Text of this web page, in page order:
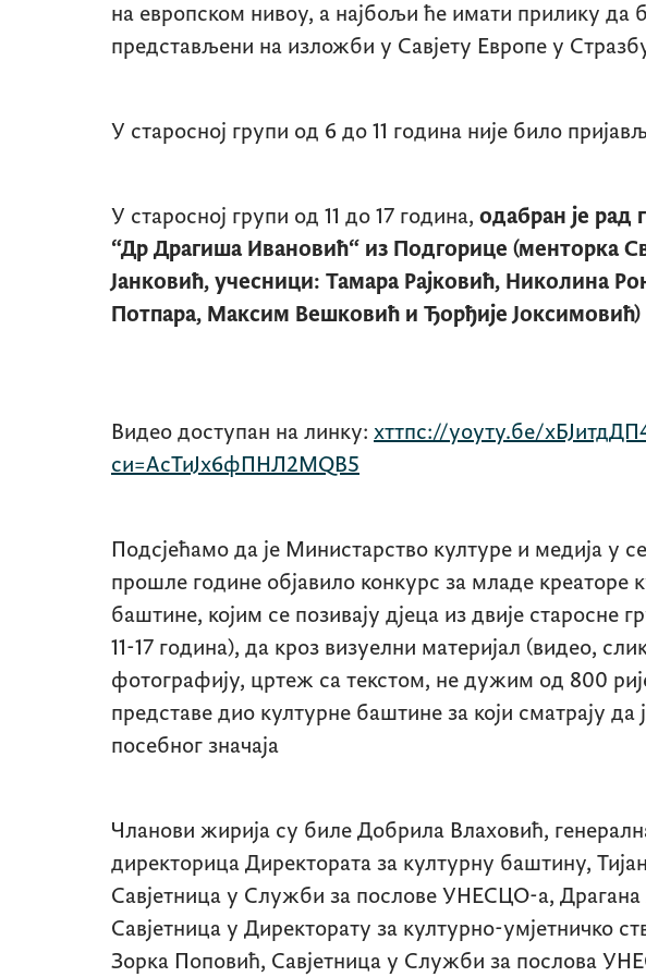
на европском нивоу, а најбољи ће имати прилику да
представљени на изложби у Савјету Европе у
У старосној групи од 6 до 11 година није било
У старосној групи од 11 до 17 година, одабран је рад
“Др Драгиша Ивановић“ из Подгорице (менторка
Јанковић, учесници: Тамара Рајковић, Николина
Потпара, Максим Вешковић и Ђорђије Јоксимовић)
Видео доступан на линку: хттпс://yоуту.бе/
си=АсТиЈx6фПНЛ2МQВ5
Подсјећамо да је Министарство културе и медија у
прошле године објавило конкурс за младе креаторе
баштине, којим се позивају дјеца из двије старосне
11-17 година), да кроз визуелни материјал (видео,
фотографију, цртеж са текстом, не дужим од 800
представе дио културне баштине за који сматрају да
посебног значаја
Чланови жирија су биле Добрила Влаховић,
директорица Директората за културну баштину,
Савјетница у Служби за послове УНЕСЦО-а,
Савјетница у Директорату за културно-умјетничко
Зорка Поповић, Савјетница у Служби за послова